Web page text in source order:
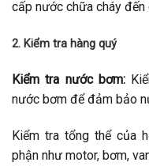
cấp nước chữa cháy đến
2. Kiểm tra hàng quý
Kiểm tra nước bơm:
nước bơm để đảm bảo
Kiểm tra tổng thể của
phận như motor, bơm,